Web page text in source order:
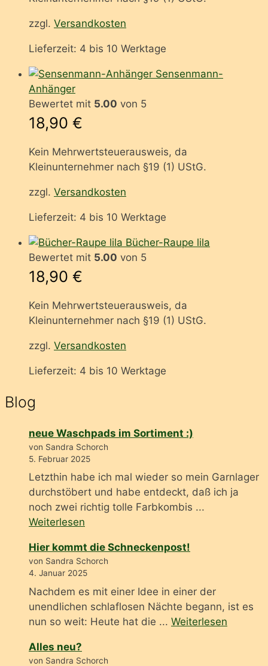
zzgl. Versandkosten
Lieferzeit: 4 bis 10 Werktage
Sensenmann-
Anhänger
Bewertet mit 5.00 von 5
18,90 €
Kein Mehrwertsteuerausweis, da
Kleinunternehmer nach §19 (1) UStG.
zzgl. Versandkosten
Lieferzeit: 4 bis 10 Werktage
Bücher-Raupe lila
Bewertet mit 5.00 von 5
18,90 €
Kein Mehrwertsteuerausweis, da
Kleinunternehmer nach §19 (1) UStG.
zzgl. Versandkosten
Lieferzeit: 4 bis 10 Werktage
Blog
neue Waschpads im Sortiment :)
von Sandra Schorch
5. Februar 2025
Letzthin habe ich mal wieder so mein Garnlager
durchstöbert und habe entdeckt, daß ich ja
noch zwei richtig tolle Farbkombis ...
Weiterlesen
Hier kommt die Schneckenpost!
von Sandra Schorch
4. Januar 2025
Nachdem es mit einer Idee in einer der
unendlichen schlaflosen Nächte begann, ist es
nun so weit: Heute hat die ... Weiterlesen
Alles neu?
von Sandra Schorch